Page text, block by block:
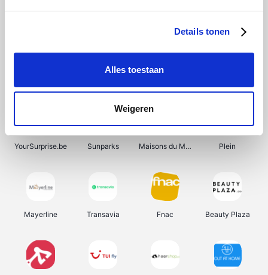
Details tonen
Alles toestaan
Weigeren
Shein Bergfreunde Pazzox Smartwatchbanden
YourSurprise.be Sunparks Maisons du Monde Plein
Mayerline Transavia Fnac Beauty Plaza